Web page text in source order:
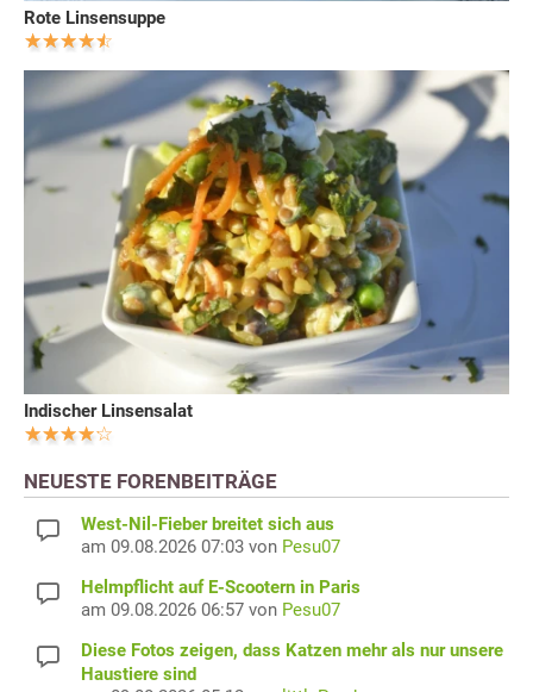
Rote Linsensuppe
Indischer Linsensalat
NEUESTE FORENBEITRÄGE
West-Nil-Fieber breitet sich aus
am 09.08.2026 07:03 von Pesu07
Helmpflicht auf E-Scootern in Paris
am 09.08.2026 06:57 von Pesu07
Diese Fotos zeigen, dass Katzen mehr als nur unsere
Haustiere sind